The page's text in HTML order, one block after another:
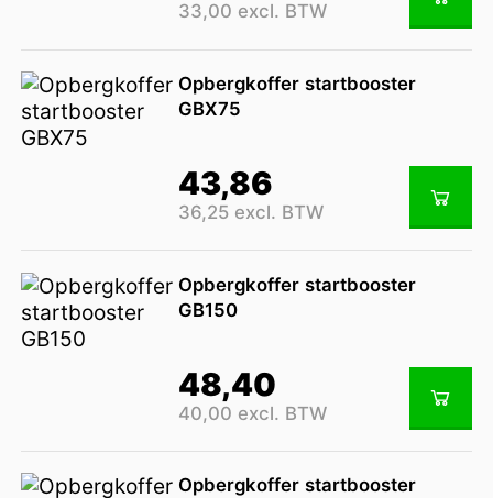
33,00 excl. BTW
Opbergkoffer startbooster
GBX75
43,86
36,25 excl. BTW
Opbergkoffer startbooster
GB150
48,40
40,00 excl. BTW
Opbergkoffer startbooster